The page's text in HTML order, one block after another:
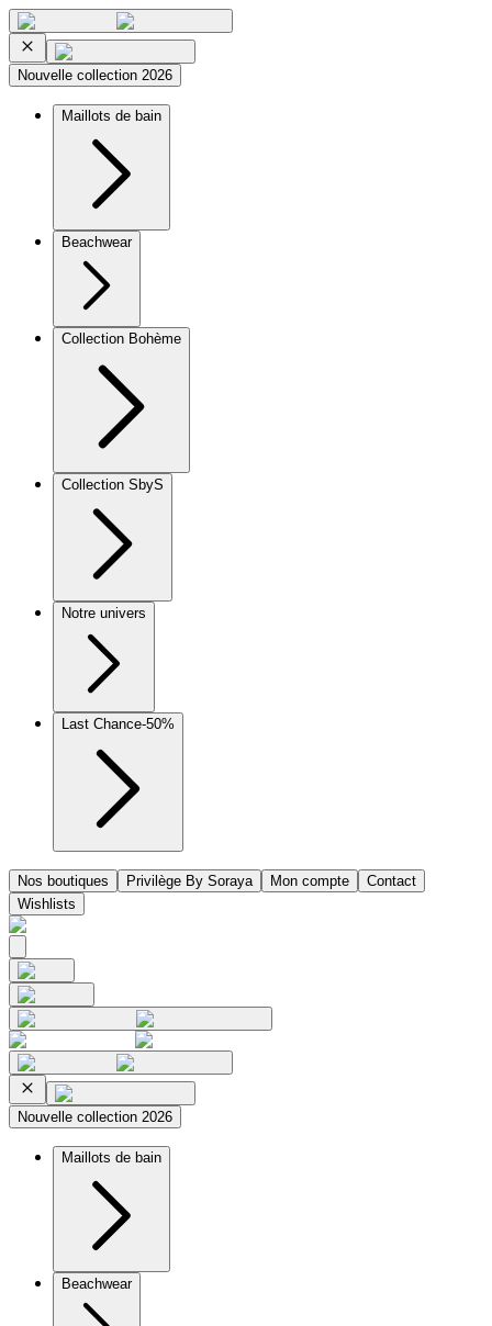
Nouvelle collection 2026
Maillots de bain
Beachwear
Collection Bohème
Collection SbyS
Notre univers
Last Chance-50%
Nos boutiques Privilège By Soraya Mon compte
Contact
Wishlists
Nouvelle collection 2026
Maillots de bain
Beachwear